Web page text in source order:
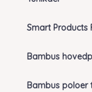
Smart Products
Bambus
Bambus